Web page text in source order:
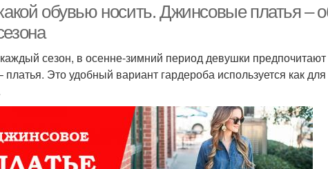
обувью носить. Джинсовые платья –
сезон, в осенне-зимний период девушки
Это удобный вариант гардероба используется как